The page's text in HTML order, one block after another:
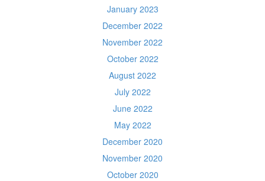
January 2023
December 2022
November 2022
October 2022
August 2022
July 2022
June 2022
May 2022
December 2020
November 2020
October 2020